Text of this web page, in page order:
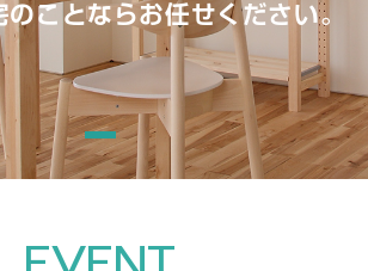
のことならお任せください。